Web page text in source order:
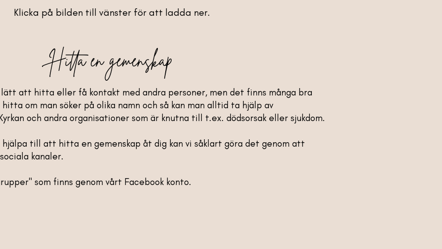
Klicka på bilden till vänster för att ladda ner.
Hitta en gemenskap
att hitta eller få kontakt med andra personer, men det finns många bra
om man söker på olika namn och så kan man alltid ta hjälp av
och andra organisationer som är knutna till t.ex. dödsorsak eller sjukdom.
hjälpa till att hitta en gemenskap åt dig kan vi såklart göra det genom att
kanaler.
som finns genom vårt Facebook konto.